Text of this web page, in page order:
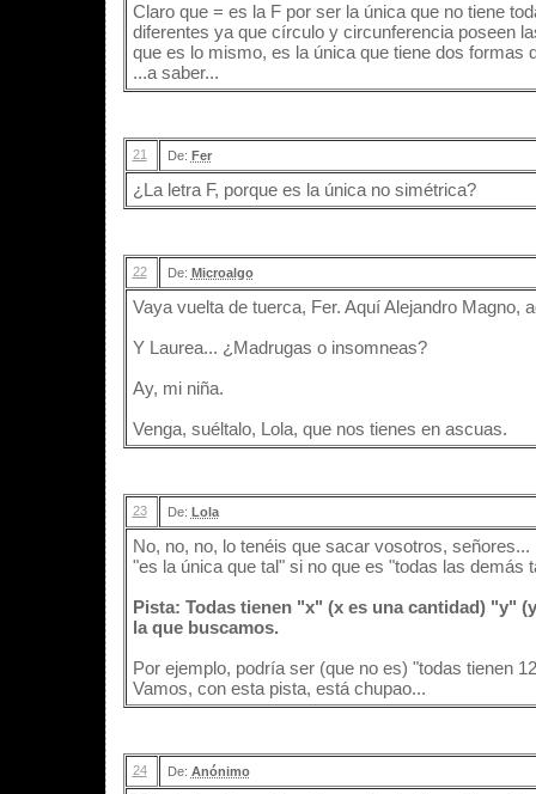
Claro que = es la F por ser la única que no tiene
diferentes ya que círculo y circunferencia poseen
que es lo mismo, es la única que tiene dos formas
...a saber...
21 De: Fer
¿La letra F, porque es la única no simétrica?
22 De: Microalgo
Vaya vuelta de tuerca, Fer. Aquí Alejandro Magno,
Y Laurea... ¿Madrugas o insomneas?
Ay, mi niña.
Venga, suéltalo, Lola, que nos tienes en ascuas.
23 De: Lola
No, no, no, lo tenéis que sacar vosotros,
"es la única que tal" si no que es "todas las demás
Pista: Todas tienen "x" (x es una cantidad) "y"
la que buscamos.
Por ejemplo, podría ser (que no es) "todas tienen
Vamos, con esta pista, está chupao...
24 De: Anónimo